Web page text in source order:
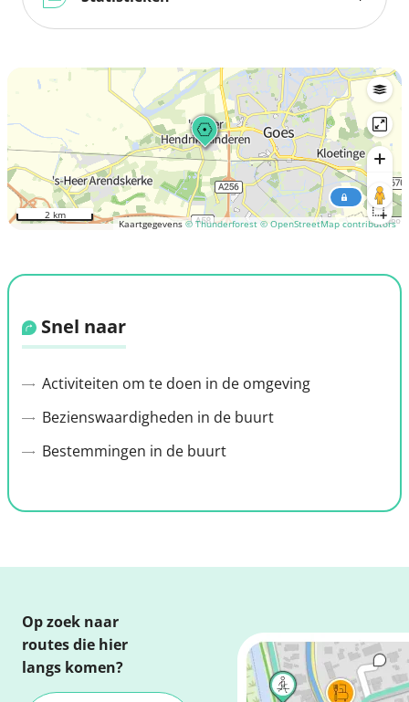
Kaartgegevens© Thunderforest © OpenStreetMap contributors
2 km
Snel naar
Activiteiten om te doen in de omgeving
Bezienswaardigheden in de buurt
Bestemmingen in de buurt
Op zoek naar
routes die hier
langs komen?